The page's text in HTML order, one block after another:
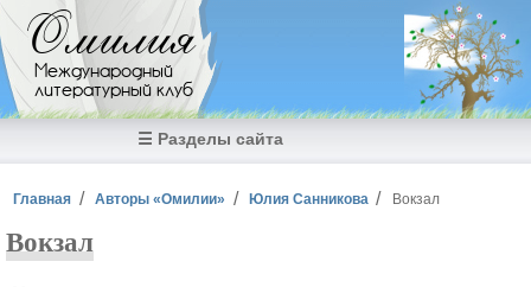
Перейти к основному содержанию
Омилия
Международный
литературный клуб
☰ Разделы сайта
Вы здесь
Главная Авторы «Омилии» Юлия Санникова Вокзал
Вокзал